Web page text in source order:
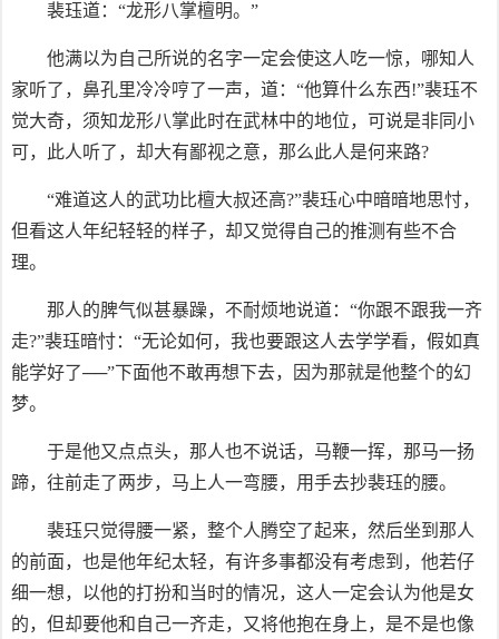
裴珏道：“龙形八掌檀明。”
他满以为自己所说的名字一定会使这人吃一惊，哪知人
家听了，鼻孔里冷冷哼了一声，道：“他算什么东西!”裴珏不
觉大奇，须知龙形八掌此时在武林中的地位，可说是非同小
可，此人听了，却大有鄙视之意，那么此人是何来路?
“难道这人的武功比檀大叔还高?”裴珏心中暗暗地思忖，
但看这人年纪轻轻的样子，却又觉得自己的推测有些不合
理。
那人的脾气似甚暴躁，不耐烦地说道：“你跟不跟我一齐
走?”裴珏暗忖：“无论如何，我也要跟这人去学学看，假如真
能学好了──”下面他不敢再想下去，因为那就是他整个的幻
梦。
于是他又点点头，那人也不说话，马鞭一挥，那马一扬
蹄，往前走了两步，马上人一弯腰，用手去抄裴珏的腰。
裴珏只觉得腰一紧，整个人腾空了起来，然后坐到那人
的前面，也是他年纪太轻，有许多事都没有考虑到，他若仔
细一想，以他的打扮和当时的情况，这人一定会认为他是女
的，但却要他和自己一齐走，又将他抱在身上，是不是也像